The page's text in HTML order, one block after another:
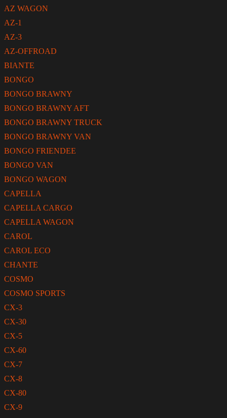
AZ WAGON
AZ-1
AZ-3
AZ-OFFROAD
BIANTE
BONGO
BONGO BRAWNY
BONGO BRAWNY AFT
BONGO BRAWNY TRUCK
BONGO BRAWNY VAN
BONGO FRIENDEE
BONGO VAN
BONGO WAGON
CAPELLA
CAPELLA CARGO
CAPELLA WAGON
CAROL
CAROL ECO
CHANTE
COSMO
COSMO SPORTS
CX-3
CX-30
CX-5
CX-60
CX-7
CX-8
CX-80
CX-9